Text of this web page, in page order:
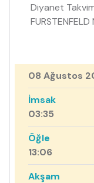
Diyanet
08 Ağustos
İmsak
03:35
Öğle
13:06
Akşam